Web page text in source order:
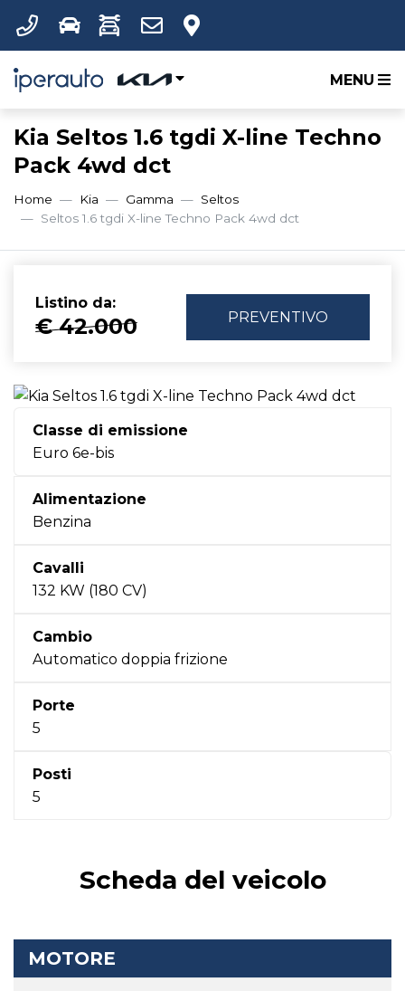
MENU
Kia Seltos 1.6 tgdi X-line Techno
Pack 4wd dct
Home Kia Gamma
Seltos
Seltos 1.6 tgdi X-line Techno Pack 4wd dct
Listino da:
€ 42.000 PREVENTIVO
Classe di emissione
Euro 6e-bis
Alimentazione
Benzina
Cavalli
132 KW (180 CV)
Cambio
Automatico doppia frizione
Porte
5
Posti
5
Scheda del veicolo
MOTORE